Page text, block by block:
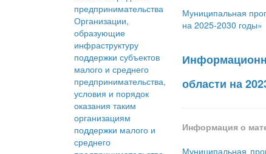
предпринимательства
Организации,
образующие
инфраструктуру
поддержки субъектов
малого и среднего
предпринимательства,
условия и порядок
оказания таким
организациям
поддержки малого и
среднего
Муниципальная
на 2025-2030 годы»
области на
Информация о
Муниципальная